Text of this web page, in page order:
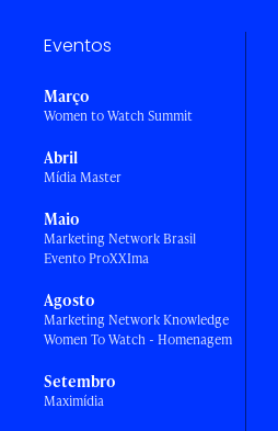
Eventos
Março
Women to Watch Summit
Abril
Mídia Master
Maio
Marketing Network Brasil
Evento ProXXIma
Agosto
Marketing Network Knowledge
Women To Watch - Homenagem
Setembro
Maximídia